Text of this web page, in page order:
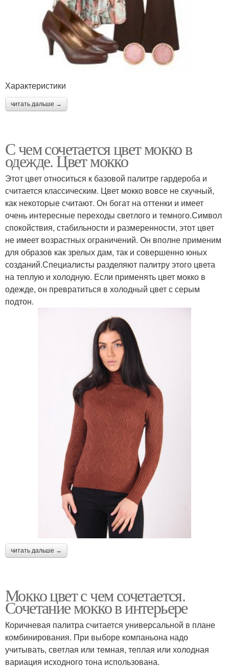
Характеристики
читать дальше →
С чем сочетается цвет мокко в
одежде. Цвет мокко
Этот цвет относиться к базовой палитре гардероба и
считается классическим. Цвет мокко вовсе не скучный,
как некоторые считают. Он богат на оттенки и имеет
очень интересные переходы светлого и темного.Символ
спокойствия, стабильности и размеренности, этот цвет
не имеет возрастных ограничений. Он вполне применим
для образов как зрелых дам, так и совершенно юных
созданий.Специалисты разделяют палитру этого цвета
на теплую и холодную. Если применять цвет мокко в
одежде, он превратиться в холодный цвет с серым
подтон.
читать дальше →
Мокко цвет с чем сочетается.
Сочетание мокко в интерьере
Коричневая палитра считается универсальной в плане
комбинирования. При выборе компаньона надо
учитывать, светлая или темная, теплая или холодная
вариация исходного тона использована.